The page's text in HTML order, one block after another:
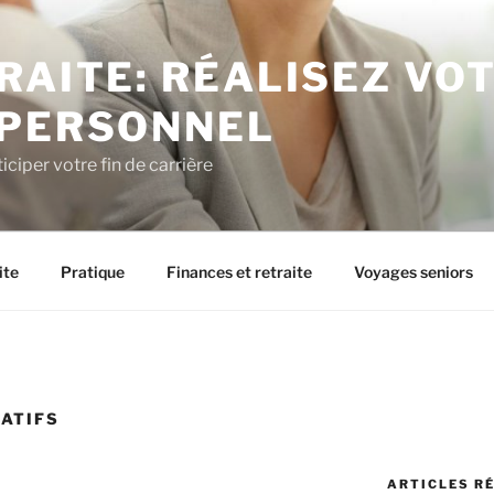
RÉALISEZ
votre fin de carrière
Pratique Finances et retraite Voyages seniors
ARTICLES